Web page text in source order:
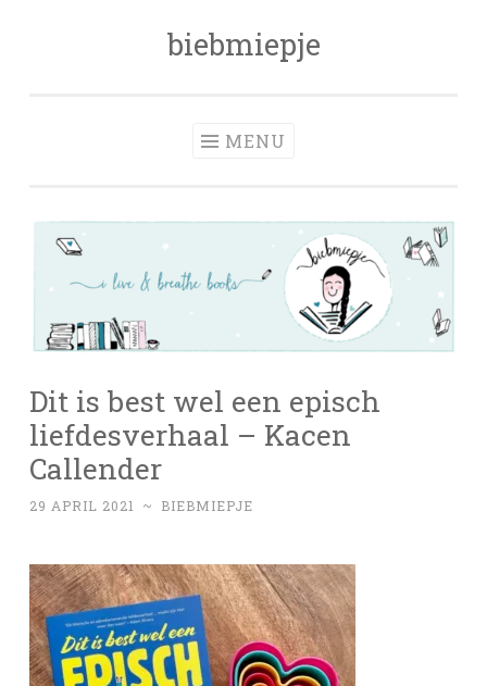
biebmiepje
MENU
Dit is best wel een episch
liefdesverhaal – Kacen
Callender
29 APRIL 2021 ~ BIEBMIEPJE